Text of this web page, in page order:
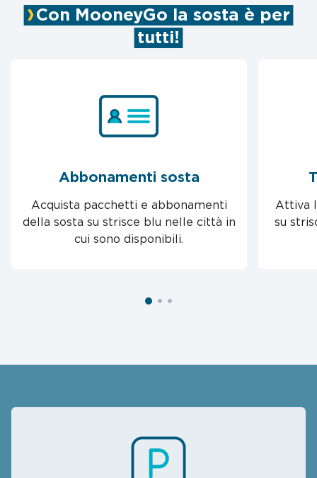
Con MooneyGo la sosta è per
tutti!
Abbonamenti sosta
Acquista pacchetti e abbonamenti
della sosta su strisce blu nelle città in
cui sono disponibili.
Attiva
su